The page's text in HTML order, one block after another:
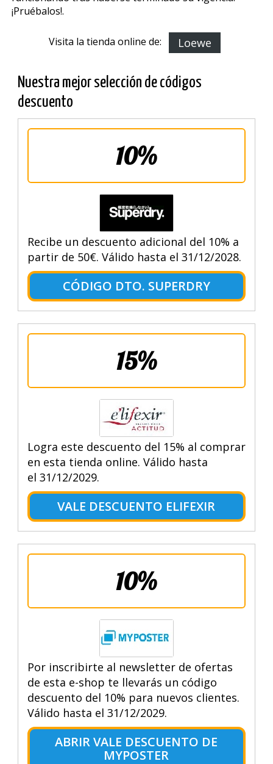
¡Pruébalos!.
Visita la tienda online de: Loewe
Nuestra mejor selección de códigos
descuento
10%
Recibe un descuento adicional del 10% a
partir de 50€. Válido hasta el 31/12/2028.
CÓDIGO DTO. SUPERDRY
15%
Logra este descuento del 15% al comprar
en esta tienda online. Válido hasta
el 31/12/2029.
VALE DESCUENTO ELIFEXIR
10%
Por inscribirte al newsletter de ofertas
de esta e-shop te llevarás un código
descuento del 10% para nuevos clientes.
Válido hasta el 31/12/2029.
ABRIR VALE DESCUENTO DE
MYPOSTER